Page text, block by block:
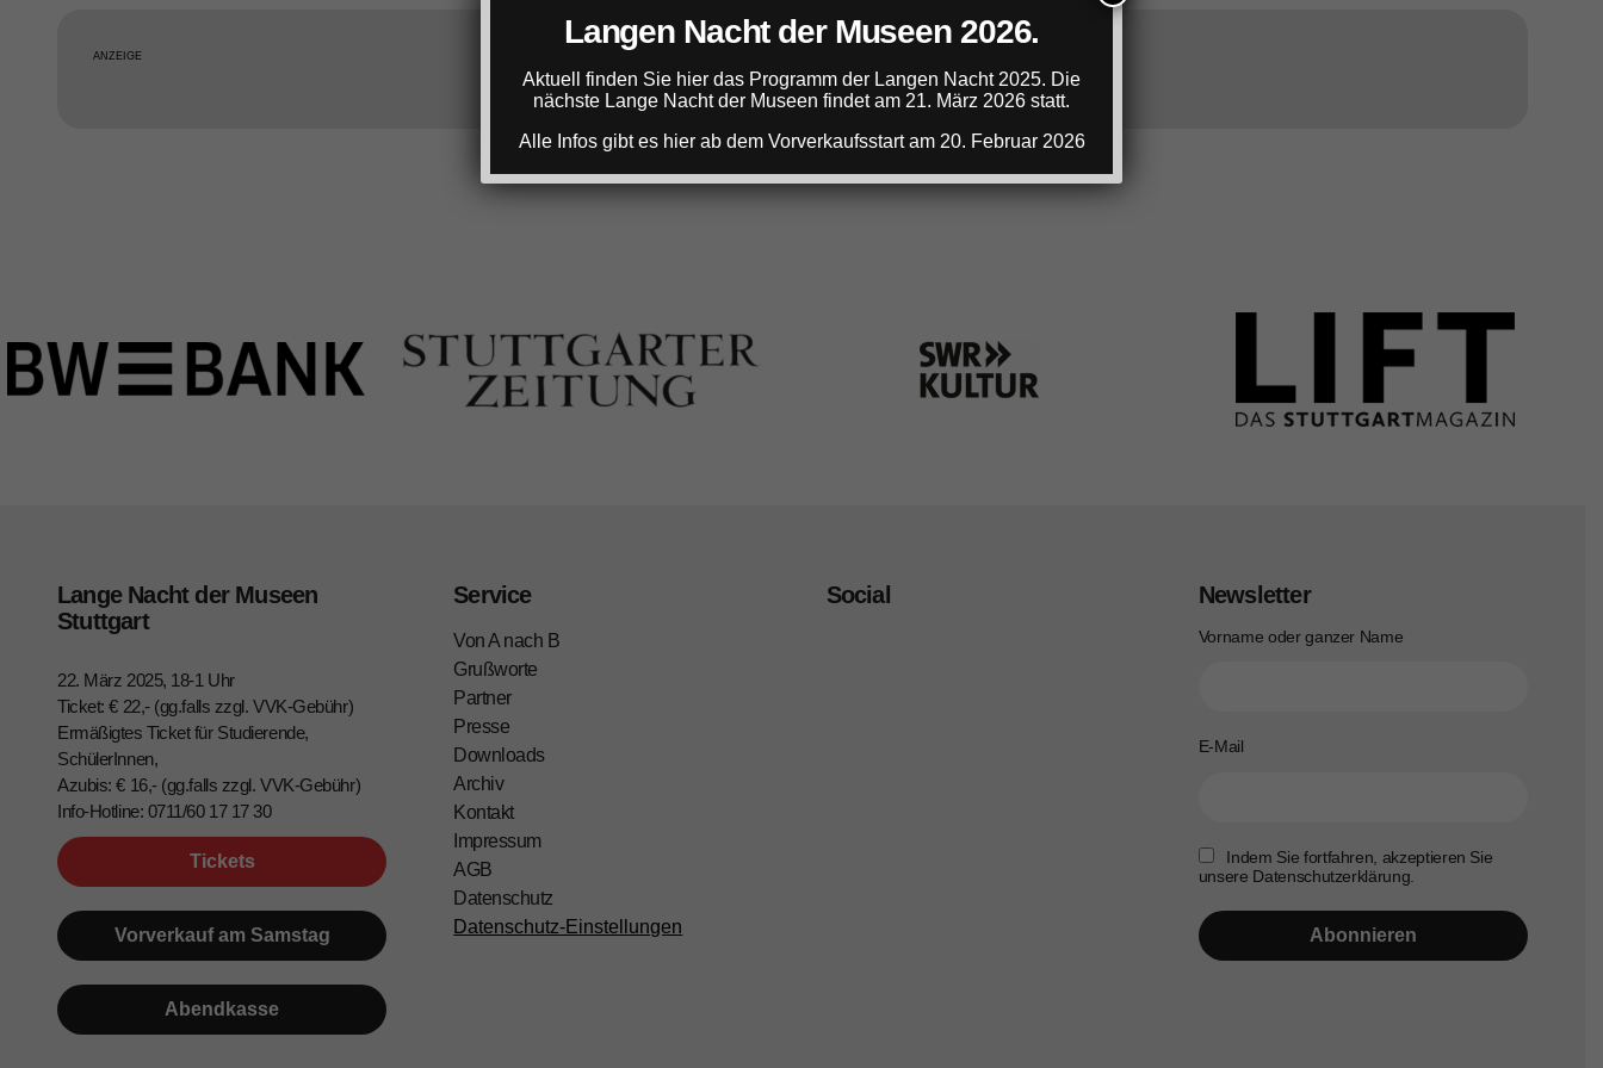
ANZEIGE
Lange Nacht der Museen
Stuttgart
22. März 2025, 18-1 Uhr
Ticket: € 22,- (gg.falls zzgl. VVK-Gebühr)
Ermäßigtes Ticket für Studierende,
SchülerInnen,
Azubis: € 16,- (gg.falls zzgl. VVK-Gebühr)
Info-Hotline: 0711/60 17 17 30
Tickets
Vorverkauf am Samstag
Abendkasse
Service
Von A nach B
Grußworte
Partner
Presse
Downloads
Archiv
Kontakt
Impressum
AGB
Datenschutz
Datenschutz-Einstellungen
Social Newsletter
Vorname oder ganzer Name
E-Mail
Indem Sie fortfahren, akzeptieren Sie
unsere Datenschutzerklärung.
Langen Nacht der Museen 2026.
Aktuell finden Sie hier das Programm der Langen Nacht 2025. Die
nächste Lange Nacht der Museen findet am 21. März 2026 statt.
Alle Infos gibt es hier ab dem Vorverkaufsstart am 20. Februar 2026